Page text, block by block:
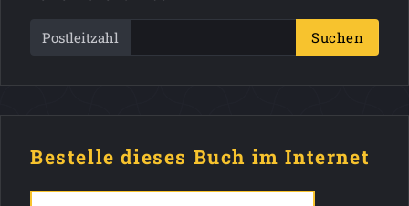
Postleitzahl Suchen
Bestelle dieses Buch im Internet